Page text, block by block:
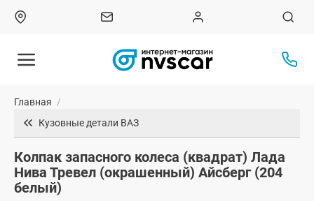
Главная /
Кузовные детали ВАЗ
Колпак запасного колеса (квадрат) Лада
Нива Тревел (окрашенный) Айсберг (204
белый)